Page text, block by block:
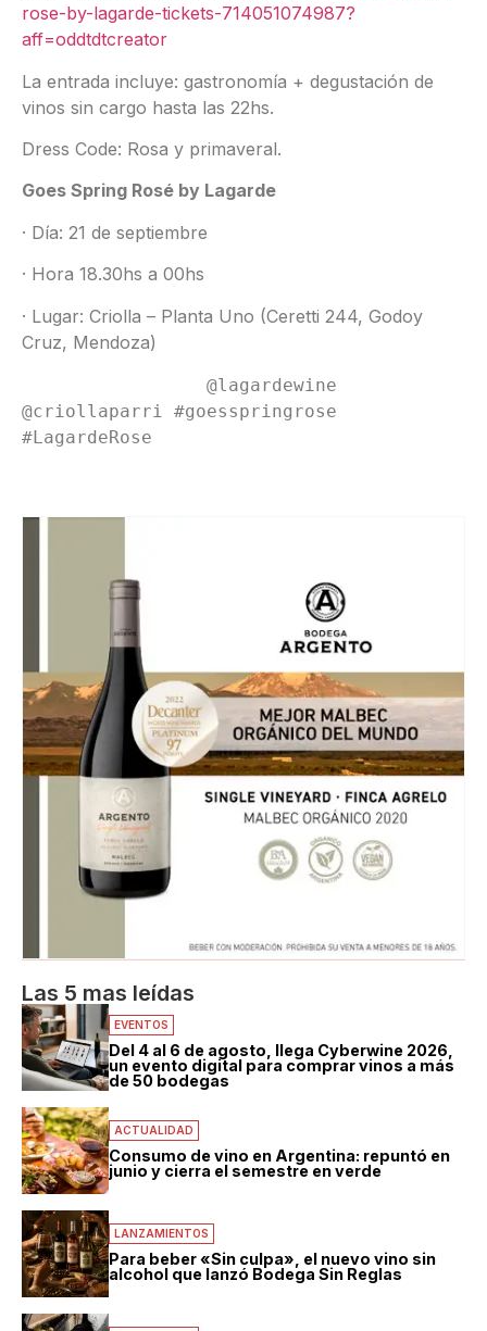
rose-by-lagarde-tickets-714051074987?
aff=oddtdtcreator
L a entrada incluye: gastronomía + degustación de
vinos sin cargo hasta las 22hs.
Dress Code: Rosa y primaveral.
Goes Spring Rosé by Lagarde
· Día: 21 de septiembre
· Hora 18.30hs a 00hs
· Lugar: Criolla – Planta Uno (Ceretti 244, Godoy
Cruz, Mendoza)
@criollaparri #goesspringrose
#LagardeRose
Las 5 mas leídas
EVENTOS
Del 4 al 6 de agosto, llega Cyberwine 2026,
un evento digital para comprar vinos a más
de 50 bodegas
ACTUALIDAD
Consumo de vino en Argentina: repuntó en
junio y cierra el semestre en verde
LANZAMIENTOS
Para beber «Sin culpa», el nuevo vino sin
alcohol que lanzó Bodega Sin Reglas